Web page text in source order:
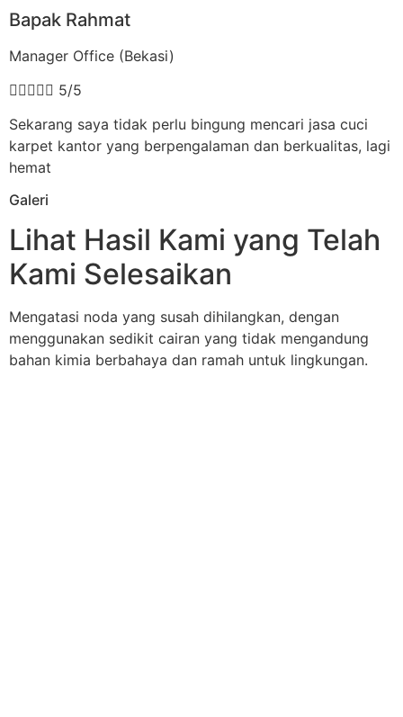
Bapak Rahmat
Manager Office (Bekasi)
 5/5
Sekarang saya tidak perlu bingung mencari jasa cuci
karpet kantor yang berpengalaman dan berkualitas, lagi
hemat
Galeri
Lihat Hasil Kami yang Telah
Kami Selesaikan
Mengatasi noda yang susah dihilangkan, dengan
menggunakan sedikit cairan yang tidak mengandung
bahan kimia berbahaya dan ramah untuk lingkungan.